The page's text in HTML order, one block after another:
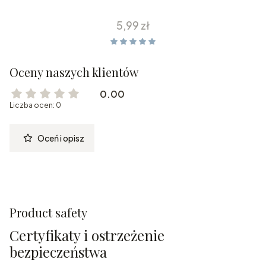
Cena
5,99 zł
Oceny naszych klientów
0.00
Liczba ocen: 0
Oceń i opisz
Product safety
Certyfikaty i ostrzeżenie
bezpieczeństwa